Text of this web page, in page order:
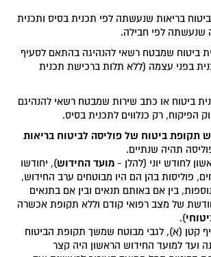
בריאות שנעשתה לפי תכנית בסיס ותכנית
שנעשתה לפי חבילה.
ביטוח שמבטח רשאי להנהיגה בהתאם לסעיף
בפני עצמה (ללא תלות ברכישת תכנית
ביטוח או כתב שירות שמבטח רשאי להנהיגם
תקופת ביטוח של פוליסה לביטוח בריאות
תהיה שנתיים.
לחודש יוני (להלן -מועד החידוש), יחודשו
פוליסות בהן הם היו מבוטחים ערב החידוש,
בין אם באותם תנאים ובין אם בתנאים
של מצב רפואי קודם וללא תקופת אכשרה
).
קטן (א), לגבי מבוטח שמשך תקופת הביטוח
ועד למועד החידוש הראשון היה קצר